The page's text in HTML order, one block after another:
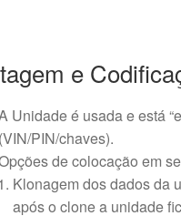
e
Unidade é usada e está
(VIN/PIN/chaves).
de colocação em
Klonagem dos dados da
após o clone a unidade